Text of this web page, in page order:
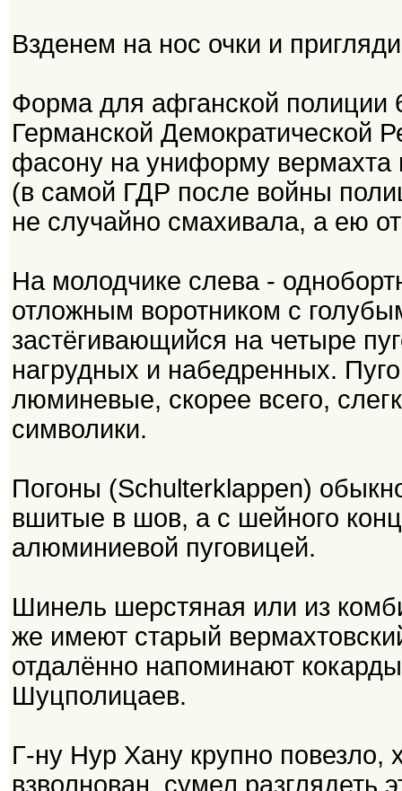
Взденем на нос очки и
Форма для афганской полиции
Германской Демократической
фасону на униформу вермахта
(в самой ГДР после войны
не случайно смахивала, а ею
На молодчике слева -
отложным воротником с
застёгивающийся на четыре
нагрудных и набедренных.
люминевые, скорее всего,
символики.
Погоны (Schulterklappen)
вшитые в шов, а с шейного
алюминиевой пуговицей.
Шинель шерстяная или из
же имеют старый
отдалённо напоминают
Шуцполицаев.
Г-ну Нур Хану крупно повезло,
взволнован, сумел разглядеть